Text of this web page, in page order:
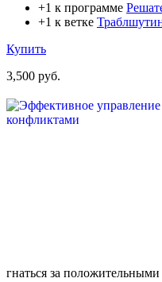
+1 к программе
+1 к ветке
Купить
3,500 руб.
гнаться за